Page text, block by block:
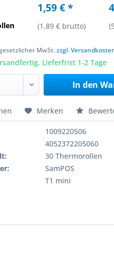
1,59 € *
(1,89 € brutto)
MwSt.zzgl.
Lieferfrist 1-2 Tage
In den
Merken
1009220506
4052372205060
30 Thermorollen
SamPOS
T1 mini